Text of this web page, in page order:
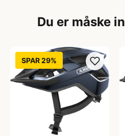
Du er måske
SPAR 29%